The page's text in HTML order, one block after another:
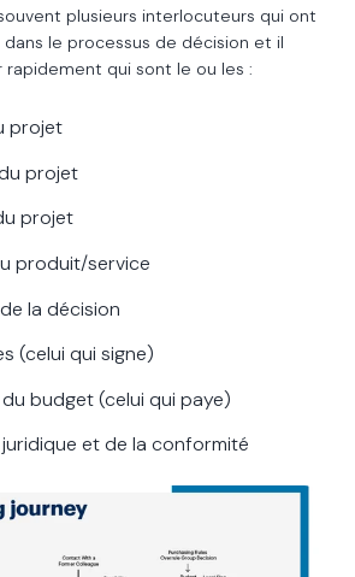
plusieurs interlocuteurs qui ont
le processus de décision et il
rapidement qui sont le ou les :
projet
projet
projet
produit/service
la décision
(celui qui signe)
budget (celui qui paye)
et de la conformité